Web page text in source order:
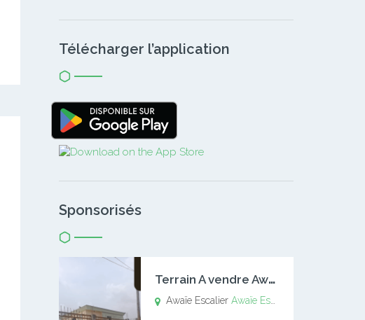
Télécharger l’application
Sponsorisés
T
errain A vendre Awaïe Escalier
Awaïe EscalierAwaïe Escalier